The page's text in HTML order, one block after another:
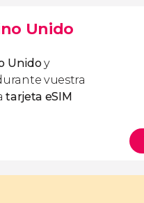
Unido
Unidoy
vuestra
tarjeta eSIM